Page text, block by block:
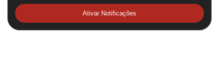
Ativar Notificações